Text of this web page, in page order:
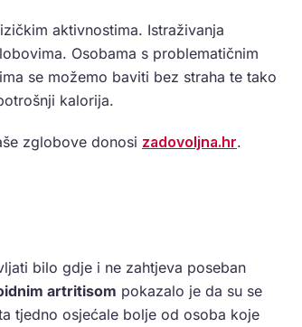
aktivnostima. Istraživanja
Osobama s problematičnim
se možemo baviti bez straha te tako
kalorija.
zglobove donosi zadovoljna.hr.
bilo gdje i ne zahtjeva poseban
artritisom pokazalo je da su se
tjedno osjećale bolje od osoba koje